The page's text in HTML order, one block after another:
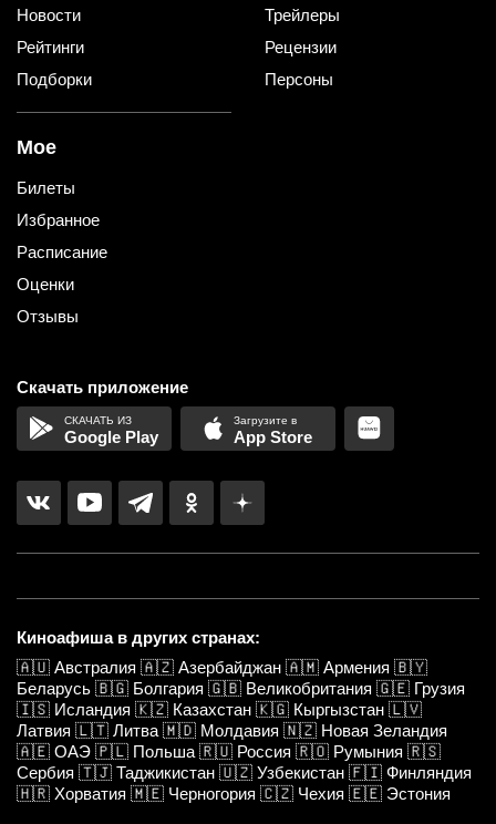
Новости
Рейтинги
Подборки
Трейлеры
Рецензии
Персоны
Мое
Билеты
Избранное
Расписание
Оценки
Отзывы
Скачать приложение
Google Play App Store
Киноафиша в других странах:
🇦🇺 Австралия 🇦🇿 Азербайджан 🇦🇲 Армения 🇧🇾
Беларусь 🇧🇬 Болгария 🇬🇧 Великобритания 🇬🇪 Грузия
🇮🇸 Исландия 🇰🇿 Казахстан 🇰🇬 Кыргызстан 🇱🇻
Латвия 🇱🇹 Литва 🇲🇩 Молдавия 🇳🇿 Новая Зеландия
🇦🇪 ОАЭ 🇵🇱 Польша 🇷🇺 Россия 🇷🇴 Румыния 🇷🇸
Сербия 🇹🇯 Таджикистан 🇺🇿 Узбекистан 🇫🇮 Финляндия
🇭🇷 Хорватия 🇲🇪 Черногория 🇨🇿 Чехия 🇪🇪 Эстония